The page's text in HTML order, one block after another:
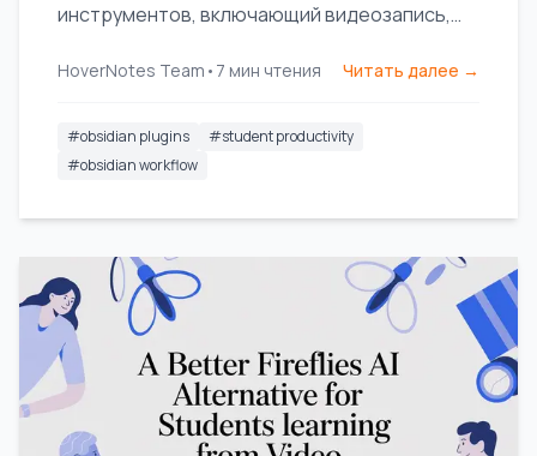
инструментов, включающий видеозапись,
excalidraw для студентов.
HoverNotes Team • 7 мин чтения Читать далее →
#obsidian plugins #student productivity
#obsidian workflow